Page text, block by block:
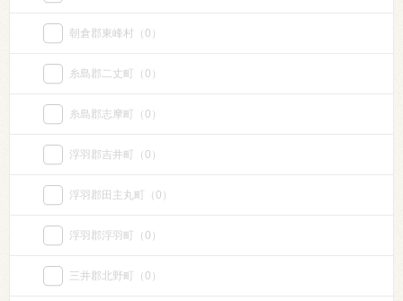
朝倉郡東峰村 （0）
糸島郡二丈町 （0）
糸島郡志摩町 （0）
浮羽郡吉井町 （0）
浮羽郡田主丸町 （0）
浮羽郡浮羽町 （0）
三井郡北野町 （0）